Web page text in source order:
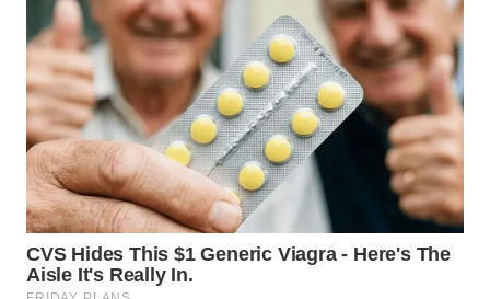
SULUT
WN
MALUKU
WN
MALUT
WN
DAIRI